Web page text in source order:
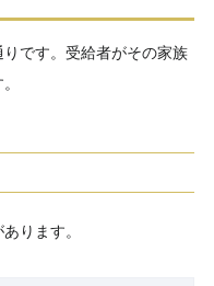
です。受給者がその家族
ります。